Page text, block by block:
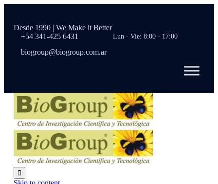
Desde 1990 | We Make it Better
+54 341-425 6431
Lun - Vie: 8:00 - 17:00
biogroup@biogroup.com.ar
